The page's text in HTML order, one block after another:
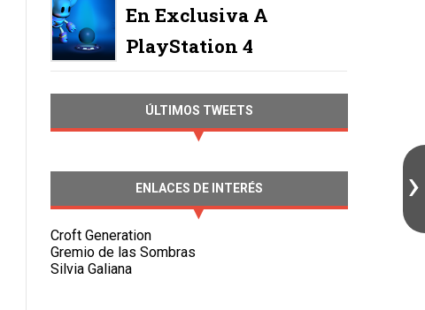
En Exclusiva A
PlayStation 4
ÚLTIMOS TWEETS
ENLACES DE INTERÉS
Croft Generation
Gremio de las Sombras
Silvia Galiana